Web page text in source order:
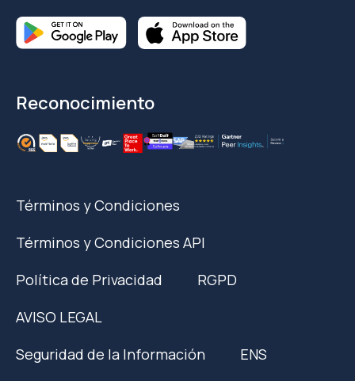
Reconocimiento
Términos y Condiciones
Términos y Condiciones API
Política de Privacidad
RGPD
AVISO LEGAL
Seguridad de la Información
ENS